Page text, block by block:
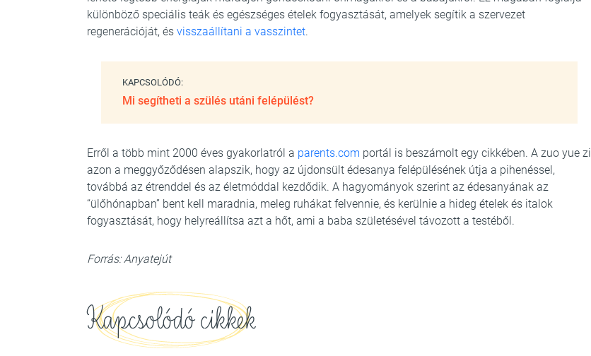
különböző speciális teák és egészséges ételek fogyasztását, amelyek segítik a szervezet
regenerációját, és visszaállítani a vasszintet.
KAPCSOLÓDÓ:
Mi segítheti a szülés utáni felépülést?
Erről a több mint 2000 éves gyakorlatról a parents.com portál is beszámolt egy cikkében. A zuo yue zi
azon a meggyőződésen alapszik, hogy az újdonsült édesanya felépülésének útja a pihenéssel,
továbbá az étrenddel és az életmóddal kezdődik. A hagyományok szerint az édesanyának az
“ülőhónapban” bent kell maradnia, meleg ruhákat felvennie, és kerülnie a hideg ételek és italok
fogyasztását, hogy helyreállítsa azt a hőt, ami a baba születésével távozott a testéből.
Forrás: Anyatejút
Kapcsolódó cikkek